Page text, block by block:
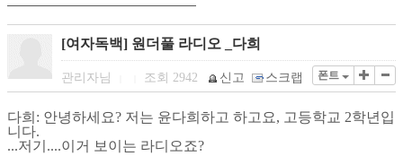
[여자독백] 원더풀 라디오 _다희
관리자님 조회 2942 폰트
신고 스크랩
다희: 안녕하세요? 저는 윤다희하고 하고요, 고등학교 2학년입
니다.
...저기....이거 보이는 라디오죠?